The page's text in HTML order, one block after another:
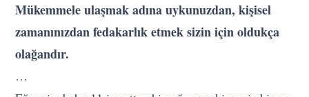
Mükemmele ulaşmak adına uykunuzdan, kişisel
zamanınızdan fedakarlık etmek sizin için oldukça
olağandır.
…